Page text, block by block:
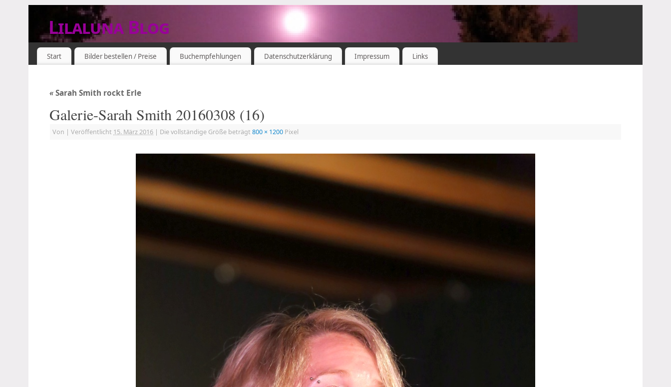
Lilaluna Blog
DAS JETZT IST SCHON VERGANGENHEIT
Start Bilder bestellen / Preise Buchempfehlungen Datenschutzerklärung Impressum Links
«Sarah Smith rockt Erle
Galerie-Sarah Smith 20160308 (16)
Von | Veröffentlicht 15. März 2016 | Die vollständige Größe beträgt 800 × 1200 Pixel